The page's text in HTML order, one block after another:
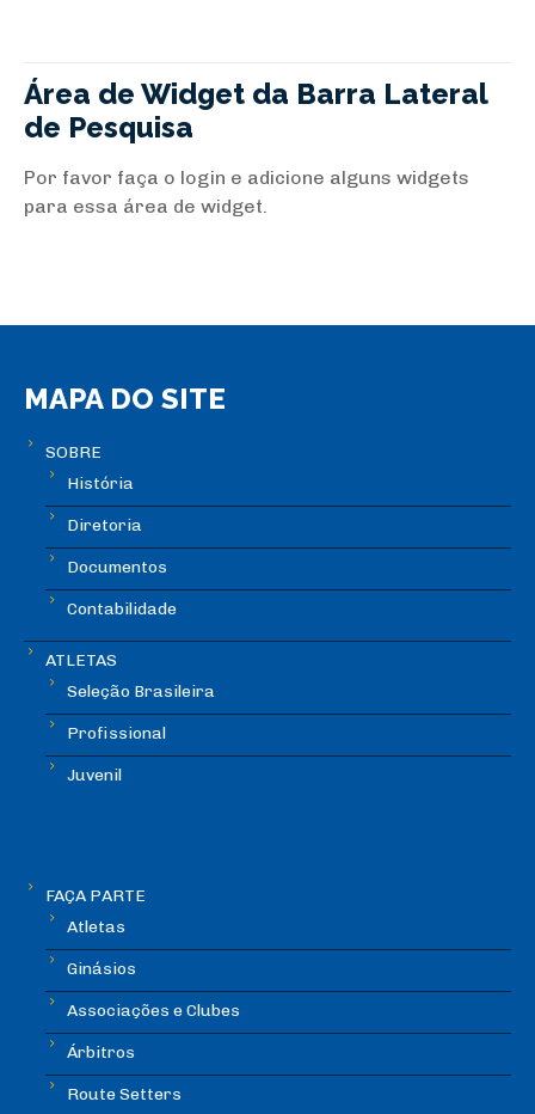
Área de Widget da Barra Lateral
de Pesquisa
Por favor faça o login e adicione alguns widgets
para essa área de widget.
MAPA DO SITE
SOBRE
História
Diretoria
Documentos
Contabilidade
ATLETAS
Seleção Brasileira
Profissional
Juvenil
FAÇA PARTE
Atletas
Ginásios
Associações e Clubes
Árbitros
Route Setters